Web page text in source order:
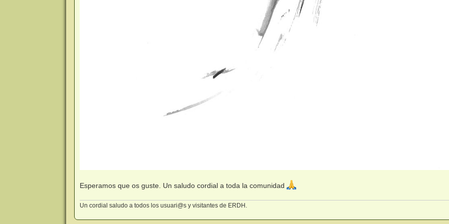
Esperamos que os guste. Un saludo cordial a toda la comunidad
Un cordial saludo a todos los usuari@s y visitantes de ERDH.